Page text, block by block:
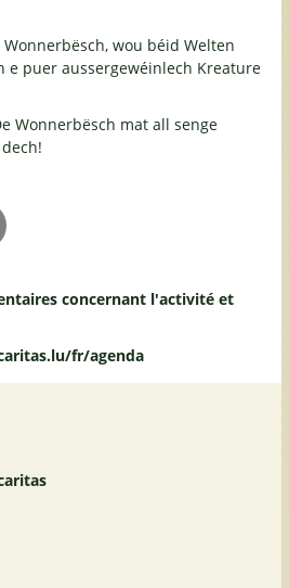
wou béid Welten
e puer aussergewéinlech Kreature
Wonnerbësch mat all senge
concernant l'activité et
fr/agenda